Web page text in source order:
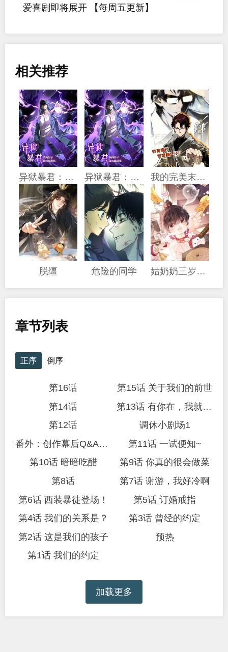
爱喜剧即将展开 【每周五更新】
相关推荐
异狱暴君：我的影子能无限进化 异狱暴君：我的影子能无限进化 我的完美末世人生
脱缰 危险的同学 姑奶奶三岁半，捧奶瓶算命全网宠
章节列表
正序 倒序
第16话
第15话 关于我们的前世
第14话
第13话 有你在，我就不难过
第12话
调休小剧场1
番外：创作幕后Q&A之伊默大陆百科全书来啦！
第11话 一试便知~
第10话 暗暗吃醋
第9话 你真的很会做菜
第8话
第7话 谢游，我好冷啊
第6话 西装暴徒登场！
第5话 订婚戒指
第4话 我们的关系是？
第3话 曾经的约定
第2话 这是我们的孩子
预热
第1话 我们的约定
加载更多